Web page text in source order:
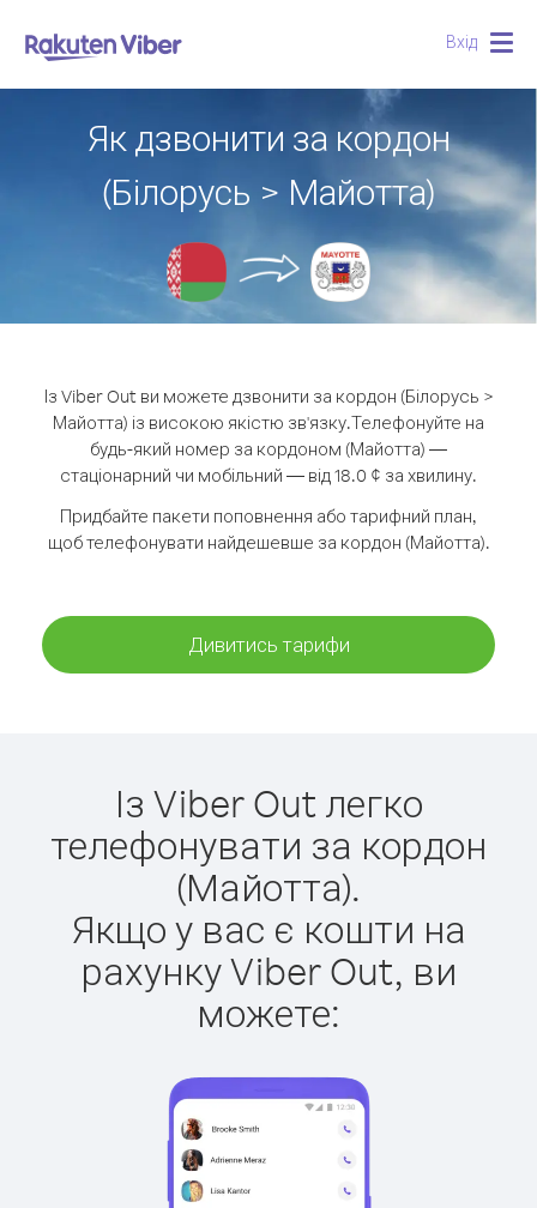
Вхід
Як дзвонити за кордон
(Білорусь > Майотта)
Із Viber Out ви можете дзвонити за кордон (Білорусь >
Майотта) із високою якістю зв'язку.Телефонуйте на
будь-який номер за кордоном (Майотта) —
стаціонарний чи мобільний — від 18.0 ¢ за хвилину.
Придбайте пакети поповнення або тарифний план,
щоб телефонувати найдешевше за кордон (Майотта).
Дивитись тарифи
Із Viber Out легко
телефонувати за кордон
(Майотта).
Якщо у вас є кошти на
рахунку Viber Out, ви
можете: